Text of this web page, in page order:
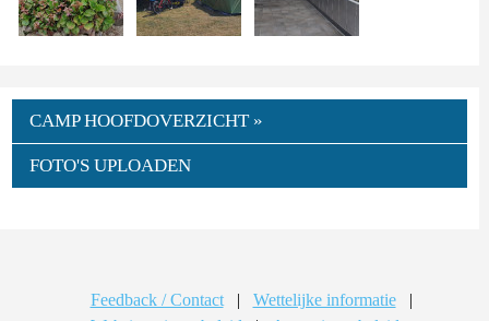
CAMP HOOFDOVERZICHT »
FOTO'S UPLOADEN
Feedback / Contact | Wettelijke informatie
|